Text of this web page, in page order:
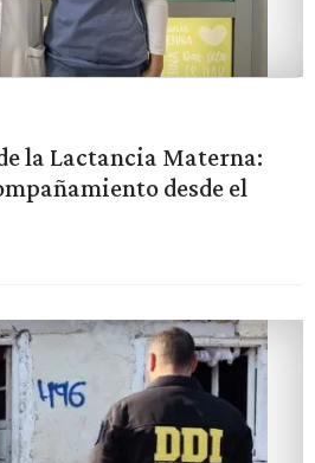
la Lactancia Materna:
desde el